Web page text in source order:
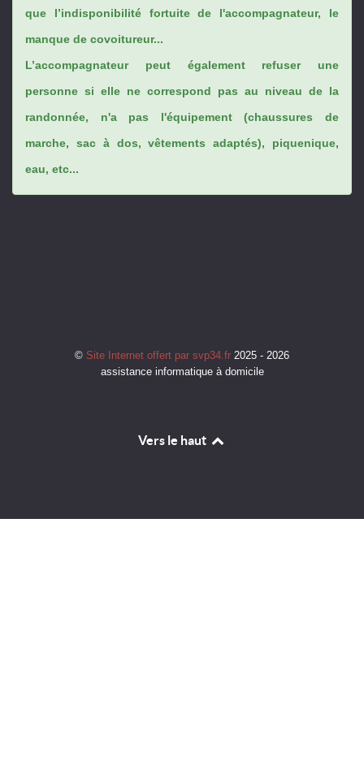
que l’indisponibilité fortuite de l'accompagnateur, le
manque de covoitureur...
L’accompagnateur peut également refuser une
personne si elle ne correspond pas au niveau de la
randonnée, n'a pas l'équipement (chaussures de
marche, sac à dos, vêtements adaptés), piquenique,
eau, etc...
© Site Internet offert par svp34.fr 2025 - 2026
assistance informatique à domicile
Vers le haut